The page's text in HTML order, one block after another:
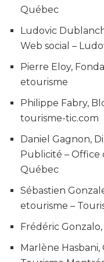
Québec
Ludovic
Web social –
Pierre Eloy,
etourisme
Philippe Fabry,
tourisme-tic.com
Daniel Gagnon,
Publicité – Office
Québec
Sébastien
etourisme –
Frédéric
Marlène